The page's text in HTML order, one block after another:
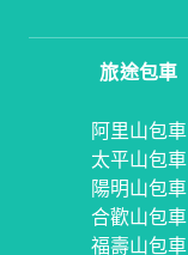
旅途包車
阿里山包車
太平山包車
陽明山包車
合歡山包車
福壽山包車